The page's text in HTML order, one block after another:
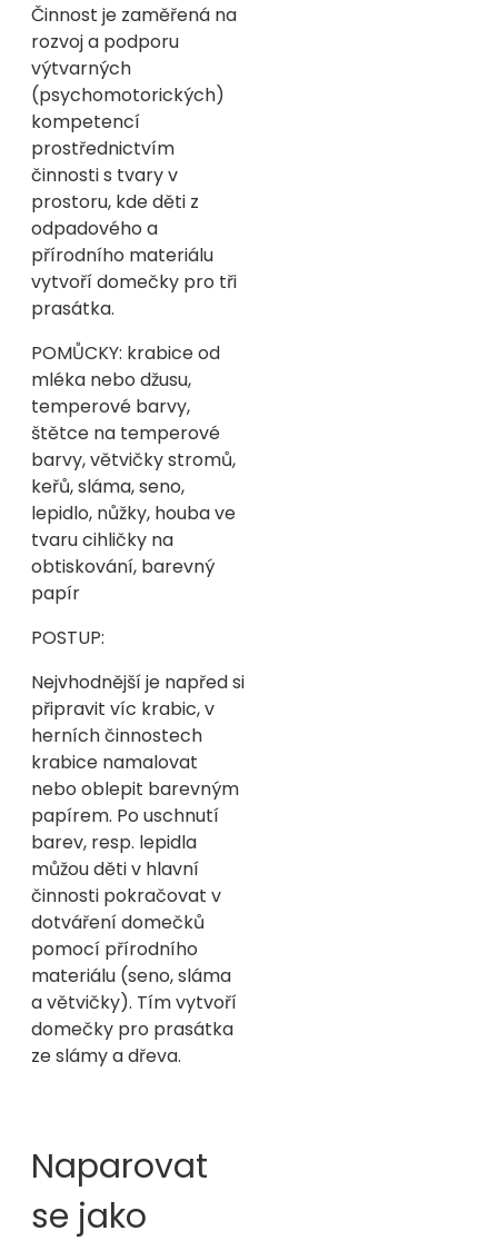
Činnost je zaměřená na
rozvoj a podporu
výtvarných
(psychomotorických)
kompetencí
prostřednictvím
činnosti s tvary v
prostoru, kde děti z
odpadového a
přírodního materiálu
vytvoří domečky pro tři
prasátka.
POMŮCKY: krabice od
mléka nebo džusu,
temperové barvy,
štětce na temperové
barvy, větvičky stromů,
keřů, sláma, seno,
lepidlo, nůžky, houba ve
tvaru cihličky na
obtiskování, barevný
papír
POSTUP:
Nejvhodnější je napřed si
připravit víc krabic, v
herních činnostech
krabice namalovat
nebo oblepit barevným
papírem. Po uschnutí
barev, resp. lepidla
můžou děti v hlavní
činnosti pokračovat v
dotváření domečků
pomocí přírodního
materiálu (seno, sláma
a větvičky). Tím vytvoří
domečky pro prasátka
ze slámy a dřeva.
Naparovat
se jako